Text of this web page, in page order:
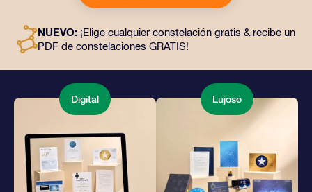
además de documentos digitales y el uso gratuito de
obsequiar un regalo eterno a amigos y seres queridos.
NUEVO: ¡Elige cualquier constelación gratis & recibe un
PDF de constelaciones GRATIS!
Digital Lujoso